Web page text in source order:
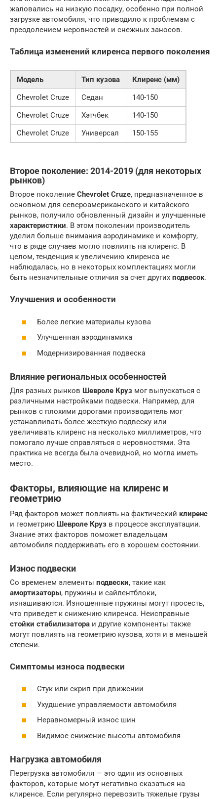
жаловались на низкую посадку, особенно при полной
загрузке автомобиля, что приводило к проблемам с
преодолением неровностей и снежных заносов.
Таблица изменений клиренса первого поколения
Модель Тип кузова
Клиренс (мм)
Chevrolet Cruze
Седан
140-150
Chevrolet Cruze
Хэтчбек
140-150
Chevrolet Cruze
Универсал 150-155
Второе поколение: 2014-2019 (для некоторых
рынков)
Второе поколение Chevrolet Cruze, предназначенное в
основном для североамериканского и китайского
рынков, получило обновленный дизайн и улучшенные
характеристики. В этом поколении производитель
уделил больше внимания аэродинамике и комфорту,
что в ряде случаев могло повлиять на клиренс. В
целом, тенденция к увеличению клиренса не
наблюдалась, но в некоторых комплектациях могли
быть незначительные отличия за счет других подвесок.
Улучшения и особенности
Более легкие материалы кузова
Улучшенная аэродинамика
Модернизированная подвеска
Влияние региональных особенностей
Для разных рынков Шевроле Круз мог выпускаться с
различными настройками подвески. Например, для
рынков с плохими дорогами производитель мог
устанавливать более жесткую подвеску или
увеличивать клиренс на несколько миллиметров, что
помогало лучше справляться с неровностями. Эта
практика не всегда была очевидной, но могла иметь
место.
Факторы, влияющие на клиренс и
геометрию
Ряд факторов может повлиять на фактический клиренс
и геометрию Шевроле Круз в процессе эксплуатации.
Знание этих факторов поможет владельцам
автомобиля поддерживать его в хорошем состоянии.
Износ подвески
Со временем элементы подвески, такие как
амортизаторы, пружины и сайлентблоки,
изнашиваются. Изношенные пружины могут просесть,
что приведет к снижению клиренса. Неисправные
стойки стабилизатора и другие компоненты также
могут повлиять на геометрию кузова, хотя и в меньшей
степени.
Симптомы износа подвески
Стук или скрип при движении
Ухудшение управляемости автомобиля
Неравномерный износ шин
Видимое снижение высоты автомобиля
Нагрузка автомобиля
Перегрузка автомобиля — это один из основных
факторов, которые могут негативно сказаться на
клиренсе. Если регулярно перевозить тяжелые грузы